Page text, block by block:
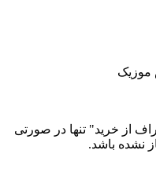
از خرید" تنها در صورتی
نشده باشد.